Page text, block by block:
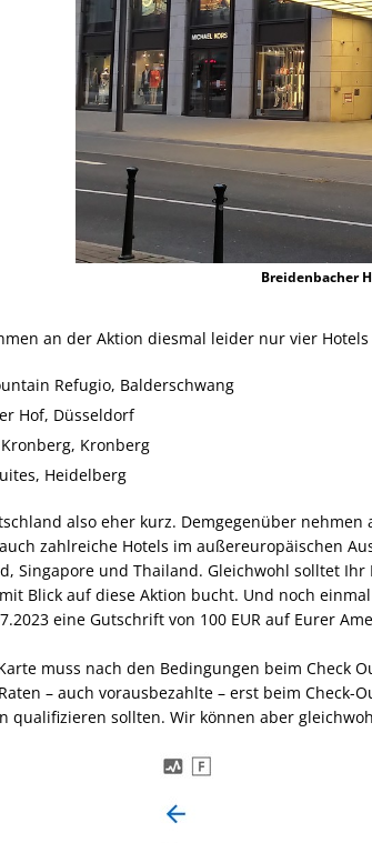
Breidenbacher
an der Aktion diesmal leider nur vier
Refugio, Balderschwang
Hof, Düsseldorf
Kronberg
Heidelberg
also eher kurz. Demgegenüber
zahlreiche Hotels im außereuropäischen
Singapore und Thailand. Gleichwohl solltet
Blick auf diese Aktion bucht. Und noch
eine Gutschrift von 100 EUR auf Eurer
muss nach den Bedingungen beim Check
– auch vorausbezahlte – erst beim
qualifizieren sollten. Wir können aber